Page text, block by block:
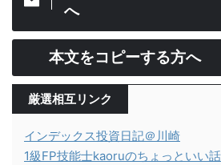
へ
本文をコピーする方へ
厳選相互リンク
インデックス投資日記＠川崎
1級FP技能士kaoruのちょっといい話